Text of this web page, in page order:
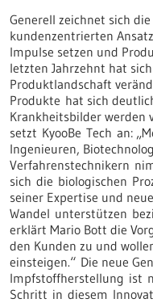
Generell zeichnet sich
kundenzentrierten
Impulse setzen und
letzten Jahrzehnt hat
Produktlandschaft
Produkte hat sich
Krankheitsbilder werden
setzt KyooBe Tech an:
Ingenieuren,
Verfahrenstechnikern
sich die biologischen
seiner Expertise und
Wandel unterstützen
erklärt Mario Bott die
den Kunden zu und
einsteigen.“ Die neue
Impfstoffherstellung ist
Schritt in diesem